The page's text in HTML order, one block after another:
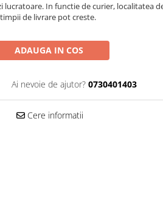
lucratoare. In functie de curier, localitatea
de livrare pot creste.
ADAUGA IN COS
Ai nevoie de ajutor? 0730401403
Cere informatii